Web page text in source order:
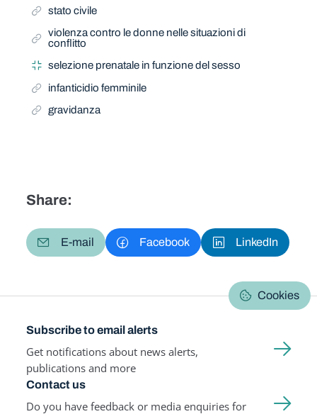
stato civile
violenza contro le donne nelle situazioni di
conflitto
selezione prenatale in funzione del sesso
infanticidio femminile
gravidanza
Share:
E-mail Facebook LinkedIn
Cookies
Subscribe to email alerts
Get notifications about news alerts,
publications and more
Contact us
Do you have feedback or media enquiries for